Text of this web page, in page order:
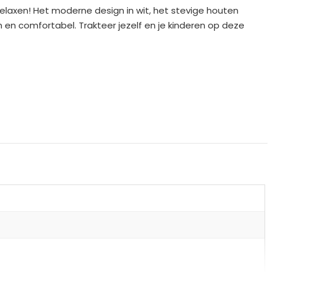
Het moderne design in wit, het stevige houten
comfortabel. Trakteer jezelf en je kinderen op deze